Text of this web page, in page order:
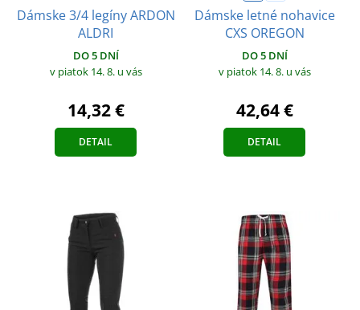
Dámske 3/4 legíny ARDON
ALDRI
DO 5 DNÍ
v piatok 14. 8. u vás
14,32 €
DETAIL
Dámske letné nohavice
CXS OREGON
DO 5 DNÍ
v piatok 14. 8. u vás
42,64 €
DETAIL